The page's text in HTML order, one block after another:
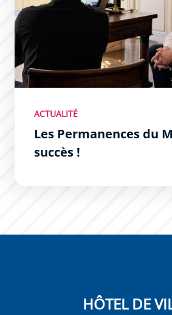
ACTUALITÉ
Les Permanences du
succès !
HÔTEL DE